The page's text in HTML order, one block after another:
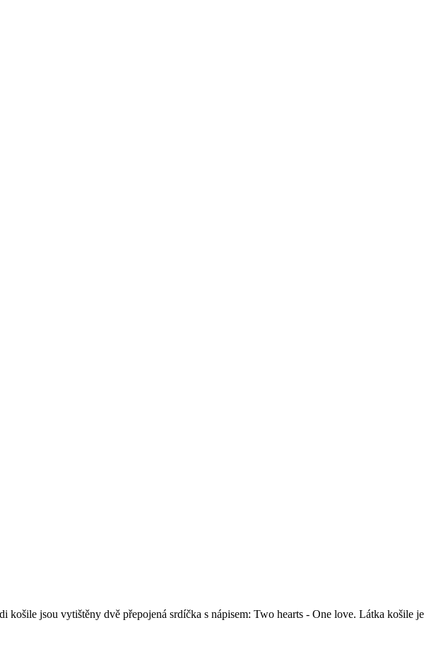
jsou vytištěny dvě přepojená srdíčka s nápisem: Two hearts - One love. Látka košile je